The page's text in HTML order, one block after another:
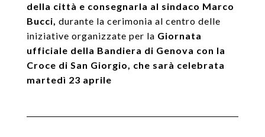
della città e consegnarla al sindaco Marco
Bucci, durante la cerimonia al centro delle
iniziative organizzate per la Giornata
ufficiale della Bandiera di Genova con la
Croce di San Giorgio, che sarà celebrata
martedì 23 aprile